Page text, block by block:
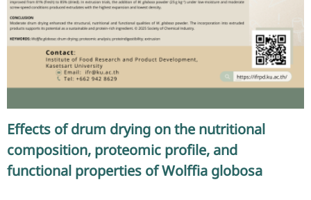
Effects of drum drying on the nutritional
composition, proteomic profile, and
functional properties of Wolffia globosa